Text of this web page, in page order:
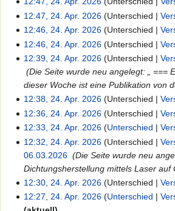
12:47, 24. Apr. 2026
Unterschied
12:46, 24. Apr. 2026
Unterschied
12:46, 24. Apr. 2026
Unterschied
12:39, 24. Apr. 2026
Unterschied
‎ Die Seite wurde neu angelegt: „ ===
dieser Woche ist eine Publikation von
12:38, 24. Apr. 2026
Unterschied
12:36, 24. Apr. 2026
Unterschied
12:33, 24. Apr. 2026
Unterschied
12:32, 24. Apr. 2026
Unterschied
06.03.2026 ‎ Die Seite wurde neu
Dichtungsherstellung mittels Laser
12:30, 24. Apr. 2026
Unterschied
12:27, 24. Apr. 2026
Unterschied